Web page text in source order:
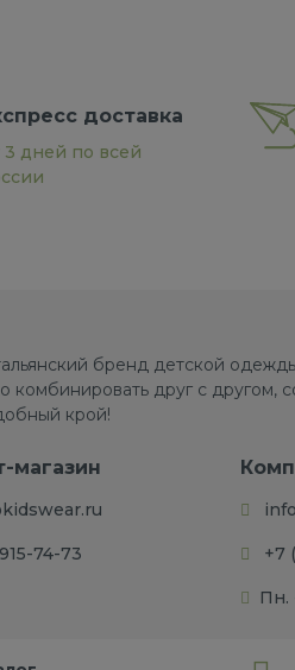
доставка
3 дней по всей
бренд детской
комбинировать друг с другом,
крой!
магазин
74-73 +7
Пн.